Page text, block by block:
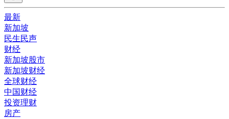
最新
新加坡
民生民声
财经
新加坡股市
新加坡财经
全球财经
中国财经
投资理财
房产